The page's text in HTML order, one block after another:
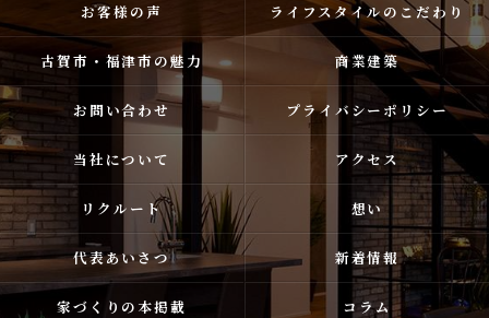
お客様の声 ライフスタイルのこだわり
古賀市・福津市の魅力 商業建築
お問い合わせ プライバシーポリシー
当社について アクセス
リクルート 想い
代表あいさつ 新着情報
家づくりの本掲載 コラム